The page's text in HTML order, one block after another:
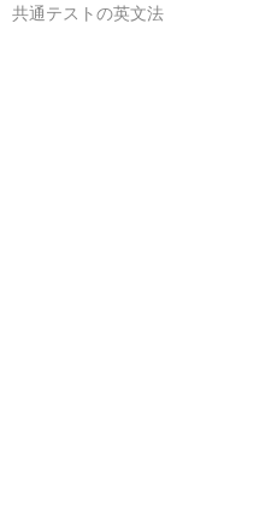
共通テストの英文法